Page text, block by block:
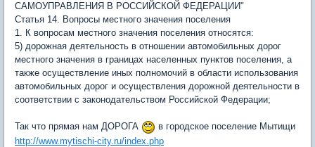
САМОУПРАВЛЕНИЯ В РОССИЙСКОЙ ФЕДЕРАЦИИ"
Статья 14. Вопросы местного значения поселения
1. К вопросам местного значения поселения относятся:
5) дорожная деятельность в отношении автомобильных дорог
местного значения в границах населенных пунктов поселения, а
также осуществление иных полномочий в области использования
автомобильных дорог и осуществления дорожной деятельности в
соответствии с законодательством Российской Федерации;
Так что прямая нам ДОРОГА
в городское поселение Мытищи
http://www.mytischi-city.ru/index.php